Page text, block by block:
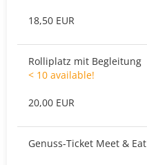
18,50 EUR
Rolliplatz mit Begleitung
< 10 available!
20,00 EUR
Genuss-Ticket Meet & Eat